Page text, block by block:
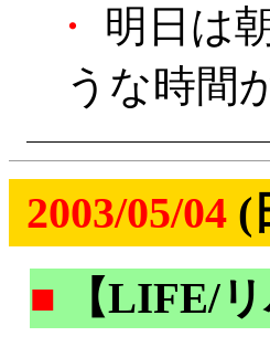
・
明日は
うな時間
2003/05/04 (
■
【LIFE/